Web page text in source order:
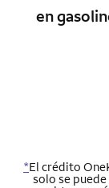
en
*El crédito
solo se